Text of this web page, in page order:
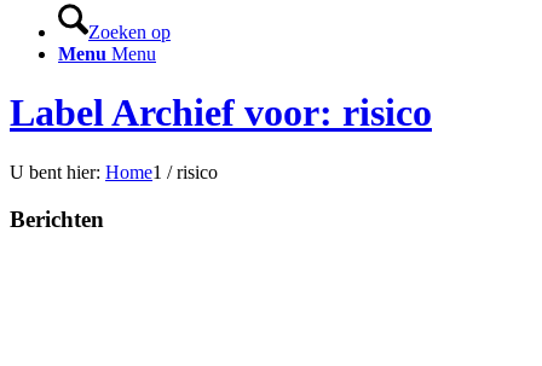
Zoeken op
Menu Menu
Label Archief voor: risico
U bent hier: Home1 / risico
Berichten